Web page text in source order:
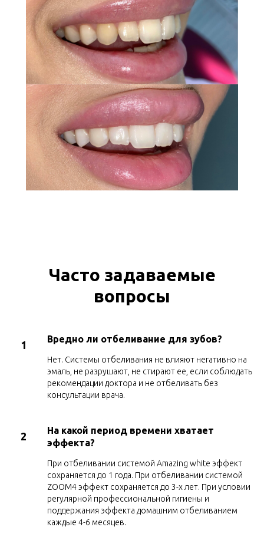
Часто задаваемые
вопросы
1 Вредно ли отбеливание для зубов?
Нет. Системы отбеливания не влияют негативно на
эмаль, не разрушают, не стирают ее, если соблюдать
рекомендации доктора и не отбеливать без
консультации врача.
2
На какой период времени хватает
эффекта?
При отбеливании системой Amazing white эффект
сохраняется до 1 года. При отбеливании системой
ZOOM4 эффект сохраняется до 3-х лет. При условии
регулярной профессиональной гигиены и
поддержания эффекта домашним отбеливанием
каждые 4-6 месяцев.